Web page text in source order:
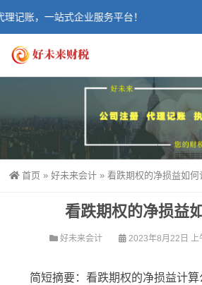
记账，一站式企业服务平台！
首页 » 好未来会计 » 看跌期权的净损益如何
看跌期权的净损益
好未来会计 2023年8月22日 上
简短摘要：看跌期权的净损益计